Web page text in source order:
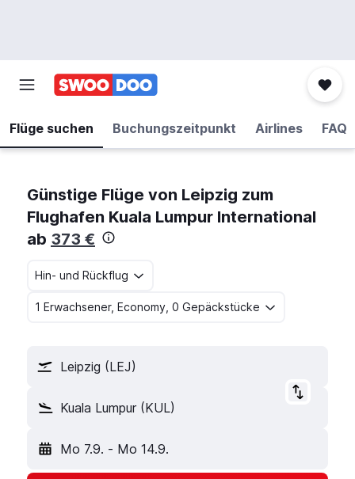
Flüge suchen Buchungszeitpunkt Airlines FAQ
Günstige Flüge von Leipzig zum
Flughafen Kuala Lumpur International
ab 373 €
Hin- und Rückflug
1 Erwachsener, Economy, 0 Gepäckstücke
Leipzig (LEJ)
Kuala Lumpur (KUL)
Mo 7.9. - Mo 14.9.